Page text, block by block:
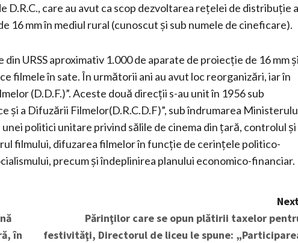
care au avut ca scop dezvoltarea rețelei de distribuție a
16 mm în mediul rural (cunoscut și sub numele de cineficare).
URSS aproximativ 1.000 de aparate de proiecție de 16 mm
filmele în sate. În următorii ani au avut loc reorganizări, iar în
(D.D.F.)”. Aceste două direcții s-au unit în 1956 sub
și a Difuzării Filmelor(D.R.C.D.F)”, sub îndrumarea
politici unitare privind sălile de cinema din țară, controlul și
filmului, difuzarea filmelor în funcție de cerințele politico-
precum și îndeplinirea planului economico-financiar.
în
Părinţilor care se opun plătirii taxelor
festivităţi, Directorul de liceu le spune: